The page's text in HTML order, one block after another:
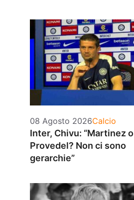
08 Agosto 2026Categorie
Calcio
Inter, Chivu: “Martinez o
Provedel? Non ci sono
gerarchie”